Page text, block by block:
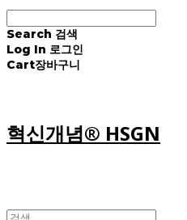
Search 검색
Log In 로그인
Cart장바구니
혁신개념® HSGN